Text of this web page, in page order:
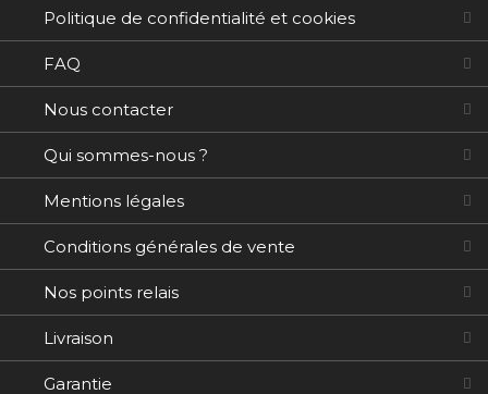
Politique de confidentialité et cookies
FAQ
Nous contacter
Qui sommes-nous ?
Mentions légales
Conditions générales de vente
Nos points relais
Livraison
Garantie